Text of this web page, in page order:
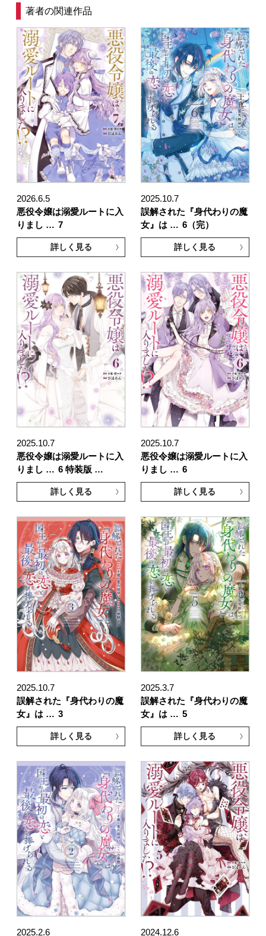
著者の関連作品
2026.6.5
悪役令嬢は溺愛ルートに入
りまし … 7
詳しく見る
2025.10.7
誤解された『身代わりの魔
女』は … 6（完）
詳しく見る
2025.10.7
悪役令嬢は溺愛ルートに入
りまし … 6 特装版 …
詳しく見る
2025.10.7
悪役令嬢は溺愛ルートに入
りまし … 6
詳しく見る
2025.10.7
誤解された『身代わりの魔
女』は … 3
詳しく見る
2025.3.7
誤解された『身代わりの魔
女』は … 5
詳しく見る
2025.2.6 2024.12.6